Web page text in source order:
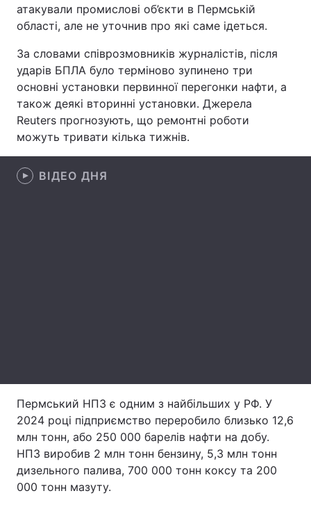
Зброя Інциденти
Цікавинки Погода
Екологія Регіони
Лонгріди
Відео з Youtube
Тема оформлення
атакували промислові об’єкти в Пермській
області, але не уточнив про які саме ідеться.
За словами співрозмовників журналістів, після
ударів БПЛА було терміново зупинено три
основні установки первинної перегонки нафти, а
також деякі вторинні установки. Джерела
Reuters прогнозують, що ремонтні роботи
можуть тривати кілька тижнів.
ВІДЕО ДНЯ
Пермський НПЗ є одним з найбільших у РФ. У
2024 році підприємство переробило близько 12,6
млн тонн, або 250 000 барелів нафти на добу.
НПЗ виробив 2 млн тонн бензину, 5,3 млн тонн
дизельного палива, 700 000 тонн коксу та 200
000 тонн мазуту.